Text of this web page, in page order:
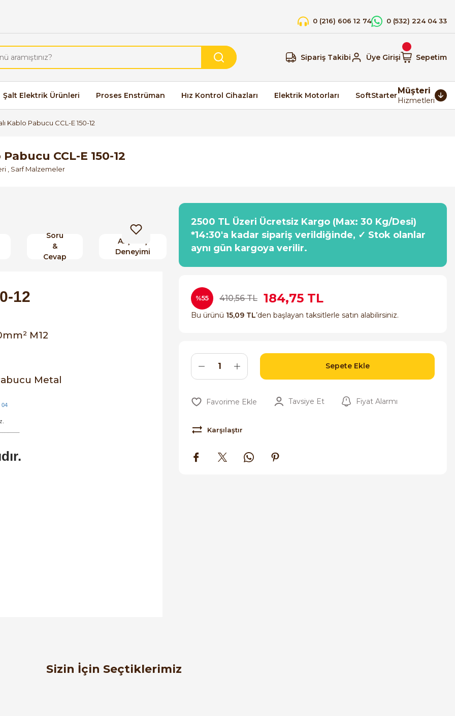
0 (216) 606 12 74 0 (532) 224 04 33
Sipariş Takibi Üye Girişi Sepetim
Şalt Elektrik Ürünleri Proses Enstrüman Hız Kontrol Cihazları Elektrik Motorları SoftStarterMüşteri
Hizmetleri
Kablo Pabucu CCL-E 150-12
CCL-E 150-12
Sarf Malzemeler
Soru
&
Cevap
Alışveriş
Deneyimi
12
² M12
04
2500 TL Üzeri Ücretsiz Kargo (Max: 30 Kg/Desi)
*14:30'a kadar sipariş verildiğinde, ✓ Stok olanlar
aynı gün kargoya verilir.
%55 410,56 TL 184,75 TL
Bu ürünü 15,09 TL’den başlayan taksitlerle satın alabilirsiniz.
Sepete Ekle
Tavsiye Et Fiyat Alarmı
Karşılaştır
Sizin İçin Seçtiklerimiz